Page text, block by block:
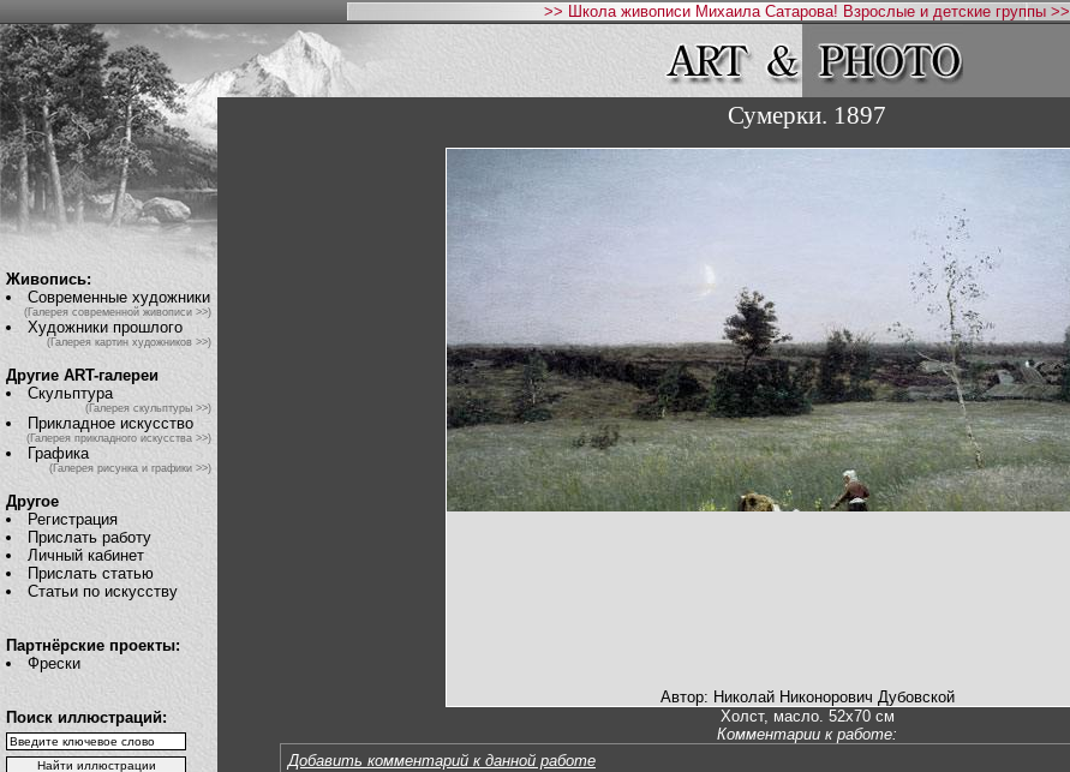
>> Школа живописи Михаила Сатарова! Взрослые и детские группы >>
Живопись:
Современные художники
(Галерея современной живописи >>)
Художники прошлого
(Галерея картин художников >>)
Другие ART-галереи
Скульптура
(Галерея скульптуры >>)
Прикладное искусство
(Галерея прикладного искусства >>)
Графика
(Галерея рисунка и графики >>)
Другое
Регистрация
Прислать работу
Личный кабинет
Прислать статью
Статьи по искусству
Партнёрские проекты:
Фрески
Поиск иллюстраций:
Сумерки. 1897
Автор: Николай Никонорович Дубовской
Холст, масло. 52х70 см
Комментарии к работе:
Добавить комментарий к данной работе